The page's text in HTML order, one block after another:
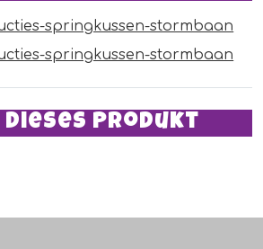
springkussen-stormbaan
springkussen-stormbaan
dieses Produkt